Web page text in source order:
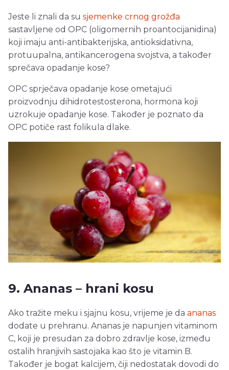
Jeste li znali da su sjemenke crnog grožđa
sastavljene od OPC (oligomernih proantocijanidina)
koji imaju anti-antibakterijska, antioksidativna,
protuupalna, antikancerogena svojstva, a također
sprečava opadanje kose?
OPC sprječava opadanje kose ometajući
proizvodnju dihidrotestosterona, hormona koji
uzrokuje opadanje kose. Također je poznato da
OPC potiče rast folikula dlake.
9. Ananas – hrani kosu
Ako tražite meku i sjajnu kosu, vrijeme je da ananas
dodate u prehranu. Ananas je napunjen vitaminom
C, koji je presudan za dobro zdravlje kose, između
ostalih hranjivih sastojaka kao što je vitamin B.
Također je bogat kalcijem, čiji nedostatak dovodi do